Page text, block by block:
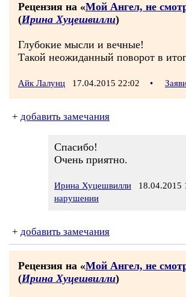
Рецензия на «Мой Ангел, не
(Ирина Хуцешвилли)
Глубокие мысли и вечные!
Такой неожиданный поворот в
Айк Лалунц 17.04.2015 22:02 •
+ добавить замечания
Спасибо!
Очень приятно.
Ирина Хуцешвилли 18.04.2015
нарушении
+ добавить замечания
Рецензия на «Мой Ангел, не
(Ирина Хуцешвилли)